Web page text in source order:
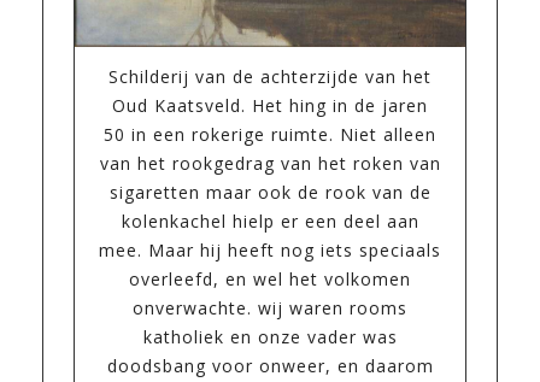
Schilderij van de achterzijde van het
Oud Kaatsveld. Het hing in de jaren
50 in een rokerige ruimte. Niet alleen
van het rookgedrag van het roken van
sigaretten maar ook de rook van de
kolenkachel hielp er een deel aan
mee. Maar hij heeft nog iets speciaals
overleefd, en wel het volkomen
onverwachte. wij waren rooms
katholiek en onze vader was
doodsbang voor onweer, en daarom